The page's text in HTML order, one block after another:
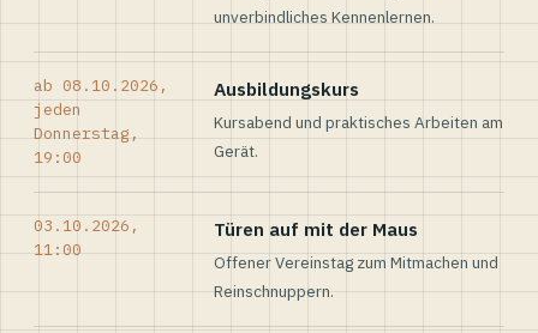
unverbindliches Kennenlernen.
ab 08.10.2026,
jeden
Donnerstag,
19:00
Ausbildungskurs
Kursabend und praktisches Arbeiten am
Gerät.
03.10.2026,
11:00
Türen auf mit der Maus
Offener Vereinstag zum Mitmachen und
Reinschnuppern.